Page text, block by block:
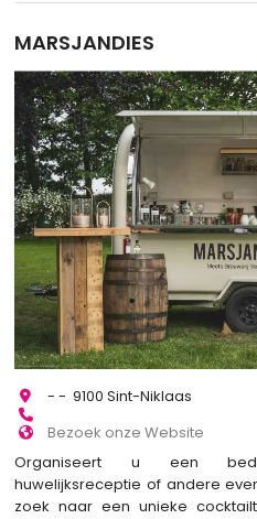
MARSJANDIES
- - 9100 Sint-Niklaas
Bezoek onze Website
Organiseert u een
huwelijksreceptie of andere
zoek naar een unieke